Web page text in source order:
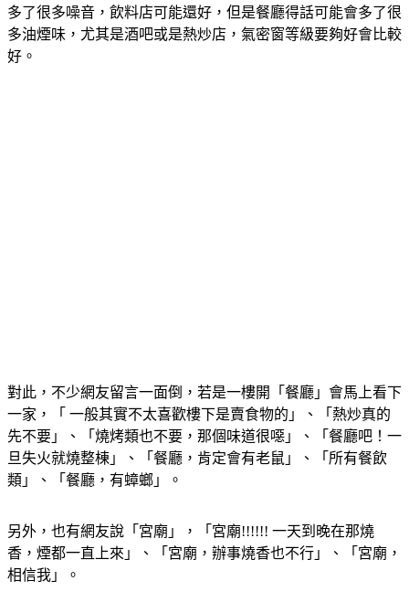
多了很多噪音，飲料店可能還好，但是餐廳得話可能會多了很
多油煙味，尤其是酒吧或是熱炒店，氣密窗等級要夠好會比較
好。
對此，不少網友留言一面倒，若是一樓開「餐廳」會馬上看下
一家，「 一般其實不太喜歡樓下是賣食物的」、「熱炒真的
先不要」、「燒烤類也不要，那個味道很噁」、「餐廳吧！一
旦失火就燒整棟」、「餐廳，肯定會有老鼠」、「所有餐飲
類」、「餐廳，有蟑螂」。
另外，也有網友說「宮廟」，「宮廟!!!!!! 一天到晚在那燒
香，煙都一直上來」、「宮廟，辦事燒香也不行」、「宮廟，
相信我」。